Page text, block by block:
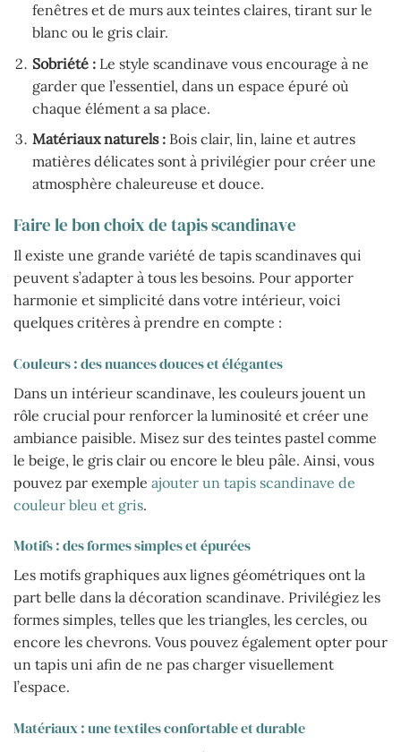
fenêtres et de murs aux teintes claires, tirant sur le
blanc ou le gris clair.
Sobriété : Le style scandinave vous encourage à ne
garder que l’essentiel, dans un espace épuré où
chaque élément a sa place.
Matériaux naturels : Bois clair, lin, laine et autres
matières délicates sont à privilégier pour créer une
atmosphère chaleureuse et douce.
Faire le bon choix de tapis scandinave
Il existe une grande variété de tapis scandinaves qui
peuvent s’adapter à tous les besoins. Pour apporter
harmonie et simplicité dans votre intérieur, voici
quelques critères à prendre en compte :
Couleurs : des nuances douces et élégantes
Dans un intérieur scandinave, les couleurs jouent un
rôle crucial pour renforcer la luminosité et créer une
ambiance paisible. Misez sur des teintes pastel comme
le beige, le gris clair ou encore le bleu pâle. Ainsi, vous
pouvez par exemple ajouter un tapis scandinave de
couleur bleu et gris.
Motifs : des formes simples et épurées
Les motifs graphiques aux lignes géométriques ont la
part belle dans la décoration scandinave. Privilégiez les
formes simples, telles que les triangles, les cercles, ou
encore les chevrons. Vous pouvez également opter pour
un tapis uni afin de ne pas charger visuellement
l’espace.
Matériaux : une textiles confortable et durable